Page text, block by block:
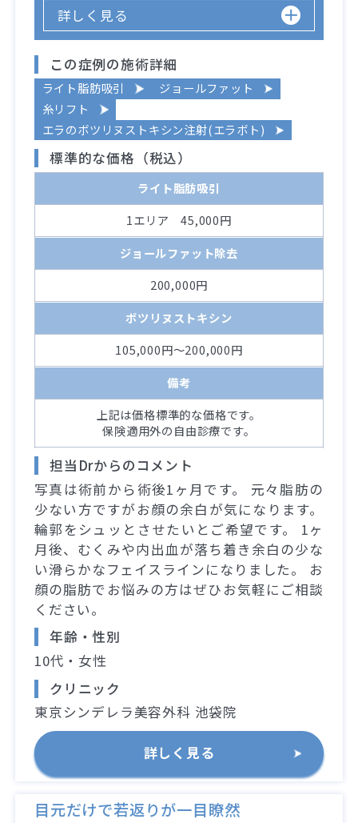
詳しく見る
この症例の施術詳細
ライト脂肪吸引
ジョールファット
糸リフト
エラのボツリヌストキシン注射(エラボト)
標準的な価格（税込）
ライト脂肪吸引
1エリア 45,000円
ジョールファット除去
200,000円
ボツリヌストキシン
105,000円～200,000円
備考
上記は価格標準的な価格です。
保険適用外の自由診療です。
担当Drからのコメント
写真は術前から術後1ヶ月です。 元々脂肪の
少ない方ですがお顔の余白が気になります。
輪郭をシュッとさせたいとご希望です。 1ヶ
月後、むくみや内出血が落ち着き余白の少な
い滑らかなフェイスラインになりました。 お
顔の脂肪でお悩みの方はぜひお気軽にご相談
ください。
年齢・性別
10代・女性
クリニック
東京シンデレラ美容外科 池袋院
詳しく見る
目元だけで若返りが一目瞭然